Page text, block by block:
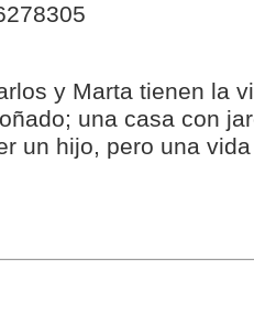
y Marta tienen la
una casa con
un hijo, pero una